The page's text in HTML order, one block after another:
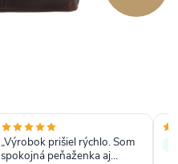
„Výrobok prišiel rýchlo. Som
spokojná peňaženka aj